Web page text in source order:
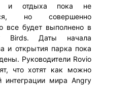
и отдыха пока не
но совершенно
все будет выполнено в
Birds. Даты начала
и открытия парка пока
Руководители Rovio
что хотят как можно
интеграции мира Angry